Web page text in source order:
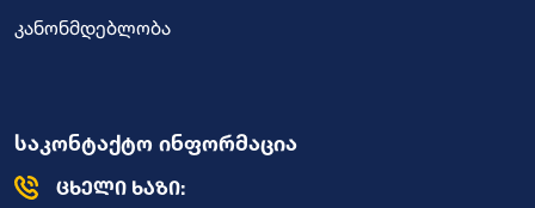
კანონმდებლობა
საკონტაქტო ინფორმაცია
ცხელი ხაზი: